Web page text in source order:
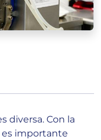
diversa. Con la
importante